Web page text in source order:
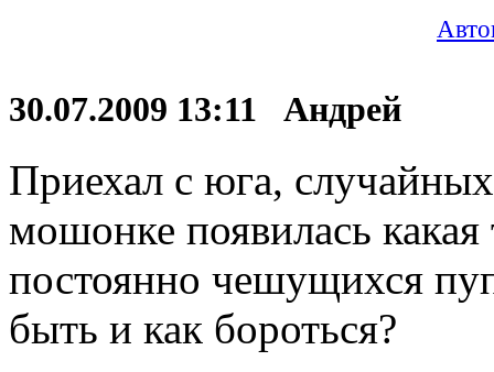
30.07.2009 13:11 Андрей
Приехал с юга,
мошонке появилась
постоянно чешущихся
быть и как бороться?